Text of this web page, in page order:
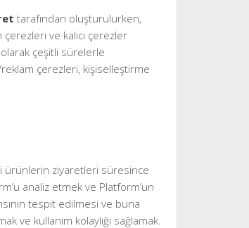
tarafından oluşturulurken,
ve kalıcı çerezler
olarak çeşitli sürelerle
çerezleri, kişiselleştirme
ziyaretleri süresince
analiz etmek ve Platform’un
tespit edilmesi ve buna
ve kullanım kolaylığı sağlamak.